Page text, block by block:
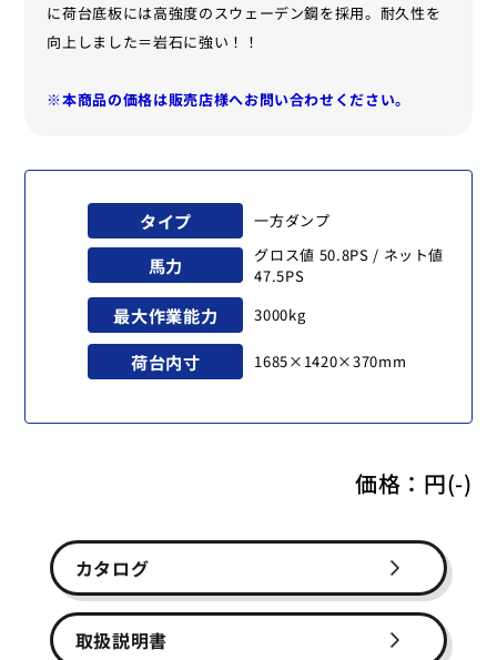
に荷台底板には高強度のスウェーデン鋼を採用。耐久性を
向上しました＝岩石に強い！！
※本商品の価格は販売店様へお問い合わせください。
タイプ 一方ダンプ
馬力
グロス値 50.8PS / ネット値
47.5PS
最大作業能力 3000kg
荷台内寸 1685×1420×370mm
価格： 円(-)
カタログ
取扱説明書